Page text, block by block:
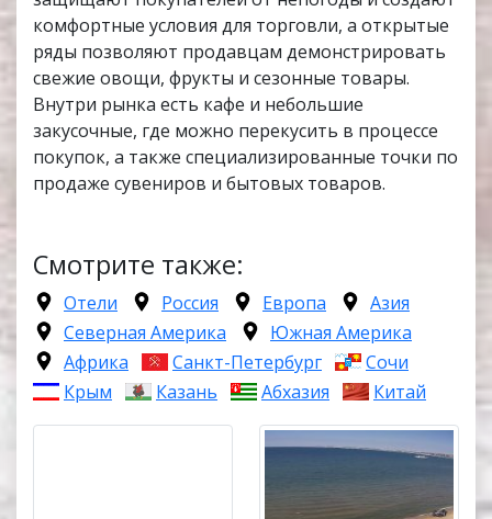
комфортные условия для торговли, а открытые
ряды позволяют продавцам демонстрировать
свежие овощи, фрукты и сезонные товары.
Внутри рынка есть кафе и небольшие
закусочные, где можно перекусить в процессе
покупок, а также специализированные точки по
продаже сувениров и бытовых товаров.
Смотрите также:
Отели Россия Европа
Азия
Северная Америка
Южная Америка
Африка
Санкт-Петербург
Сочи
Крым
Казань Абхазия Китай